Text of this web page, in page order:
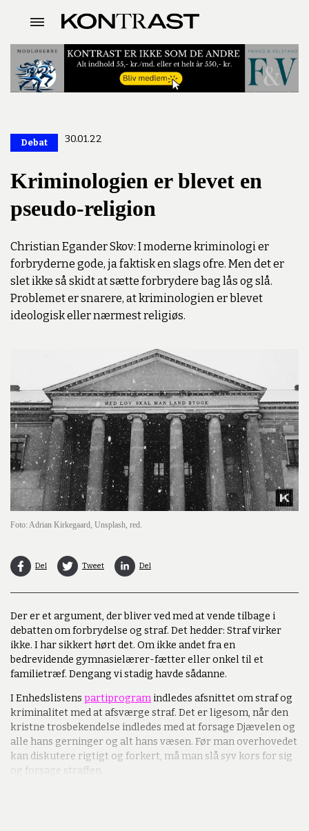
Debat 30.01.22
Kriminologien er blevet en
pseudo-religion
Christian Egander Skov: I moderne kriminologi er
forbryderne gode, ja faktisk en slags ofre. Men det er
slet ikke så skidt at sætte forbrydere bag lås og slå.
Problemet er snarere, at kriminologien er blevet
ideologisk eller nærmest religiøs.
Foto: Adrian Kirkegaard, Unsplash, red.
Del Tweet Del
Der er et argument, der bliver ved med at vende tilbage i
debatten om forbrydelse og straf. Det hedder: Straf virker
ikke. I har sikkert hørt det. Om ikke andet fra en
bedrevidende gymnasielærer-fætter eller onkel til et
familietræf. Dengang vi stadig havde sådanne.
I Enhedslistens partiprogram indledes afsnittet om straf og
kriminalitet med at afsværge straf. Det er ligesom, når den
kristne trosbekendelse indledes med at forsage Djævelen og
alle hans gerninger og alt hans væsen. Før man overhovedet
kan diskutere rigtigt og forkert, må man slå syv kors for sig
og forsage straffen.